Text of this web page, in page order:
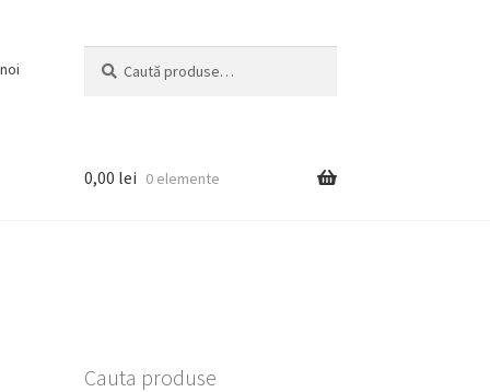
după:
0,00 lei 0 elemente
Cauta produse